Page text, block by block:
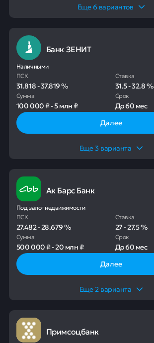
Еще6 вариантов
Банк ЗЕНИТ
Наличными
ПСК
31.818-37.819%
Ставка
31.5-32.8%
Сумма
100 000 ₽-5 млн ₽
Срок
До60 мес
Далее
Еще3 варианта
Ак Барс Банк
Под залог недвижимости
ПСК
27.482-28.679%
Ставка
27-27.5%
Сумма
500 000 ₽-20 млн ₽
Срок
До60 мес
Далее
Еще2 варианта
Примсоцбанк